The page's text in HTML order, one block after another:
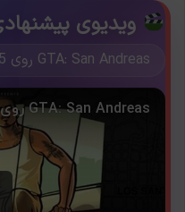
ویدیوی
GTA: San Andreas روی PS5